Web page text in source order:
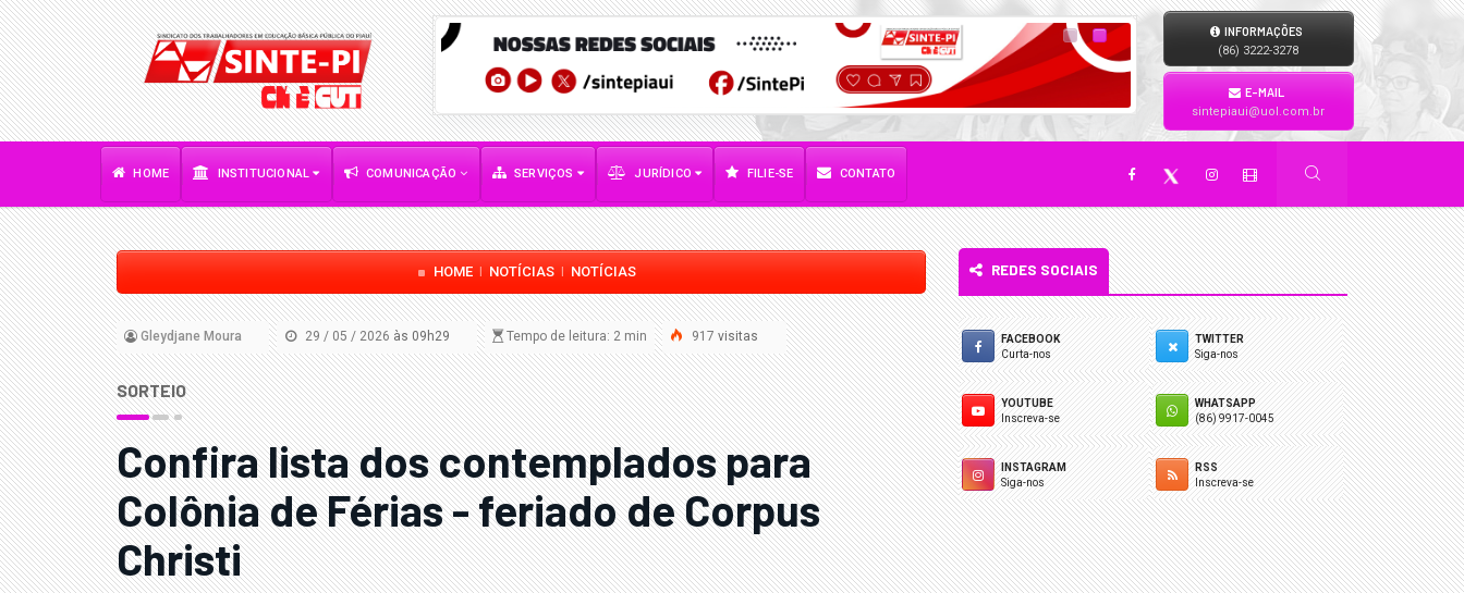
INFORMAÇÕES
(86) 3222-3278
E-MAIL
sintepiaui@uol.com.br
HOME INSTITUCIONAL COMUNICAÇÃO SERVIÇOS JURÍDICO FILIE-SE CONTATO
HOME| NOTÍCIAS| NOTÍCIAS
Gleydjane Moura 29 / 05 / 2026 às 09h29 Tempo de leitura: 2 min 917visitas
SORTEIO
Confira lista dos contemplados para
Colônia de Férias - feriado de Corpus
Christi
REDES SOCIAIS
FACEBOOK
Curta-nos
TWITTER
Siga-nos
YOUTUBE
Inscreva-se
WHATSAPP
(86) 9917-0045
INSTAGRAM
Siga-nos
RSS
Inscreva-se